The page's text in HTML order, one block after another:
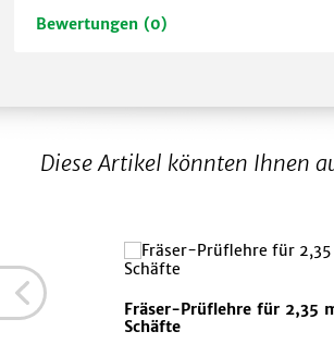
Bewertungen (0)
Diese Artikel könnten Ihnen
Fräser-Prüflehre für 2,35
Schäfte